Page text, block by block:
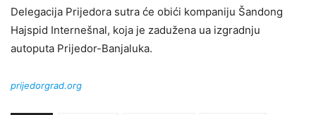
Delegacija Prijedora sutra će obići kompaniju Šandong
Hajspid Internešnal, koja je zadužena ua izgradnju
autoputa Prijedor-Banjaluka.
prijedorgrad.org